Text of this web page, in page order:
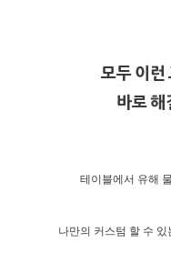
모두 이런
바로
테이블에서 유해
나만의 커스텀 할 수 있